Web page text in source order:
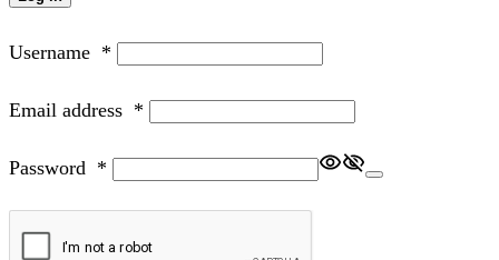
Username *
Email address *
Password *